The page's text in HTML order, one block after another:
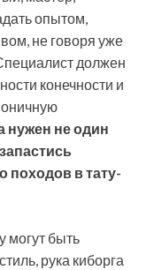
опытом,
не говоря уже
должен
конечности и
нужен не один
походов в тату-
могут быть
рука киборга